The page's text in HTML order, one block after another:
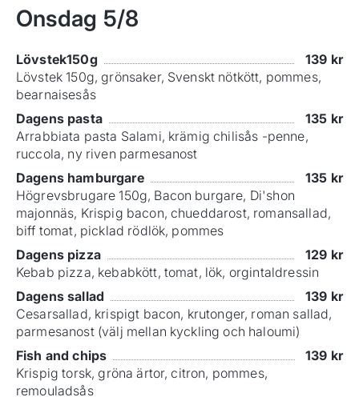
Onsdag 5/8
Lövstek150g 139 kr
Lövstek 150g, grönsaker, Svenskt nötkött, pommes,
bearnaisesås
Dagens pasta
135 kr
Arrabbiata pasta Salami, krämig chilisås -penne,
ruccola, ny riven parmesanost
Dagens hamburgare
135 kr
Högrevsbrugare 150g, Bacon burgare, Di'shon
majonnäs, Krispig bacon, chueddarost, romansallad,
biff tomat, picklad rödlök, pommes
Dagens pizza
129 kr
Kebab pizza, kebabkött, tomat, lök, orgintaldressin
Dagens sallad
139 kr
Cesarsallad, krispigt bacon, krutonger, roman sallad,
parmesanost (välj mellan kyckling och haloumi)
Fish and chips
139 kr
Krispig torsk, gröna ärtor, citron, pommes,
remouladsås